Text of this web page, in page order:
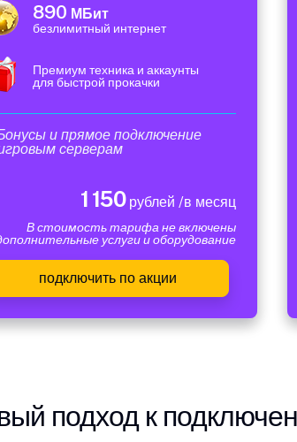
890 МБит
безлимитный интернет
Премиум техника и аккаунты
для быстрой прокачки
и прямое подключение
серверам
1 150рублей /в месяц
В стоимость тарифа не включены
услуги и оборудование
подключить по акции
подход к